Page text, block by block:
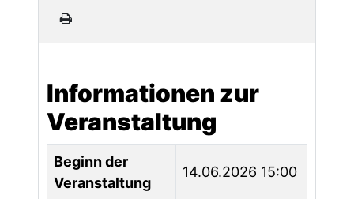
Informationen zur
Veranstaltung
Beginn der
Veranstaltung
14.06.2026 15:00